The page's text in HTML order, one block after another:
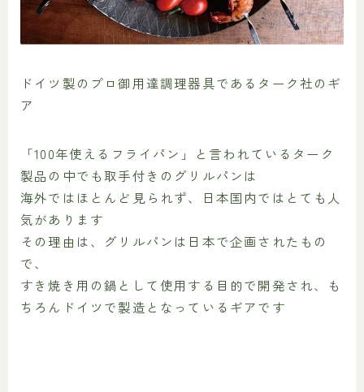
ドイツ製のプロ御用達調理器具であるターク社のギ
ア
「100年使えるフライパン」と言われているターク
製品の中でも取手付きのグリルパンは
海外ではほとんど見られず、日本国内ではとても人
気があります
その理由は、グリルパンは日本で企画されたもの
で、
すき焼き用の鍋として使用する目的で開発され、も
ちろんドイツで製造となっているギアです